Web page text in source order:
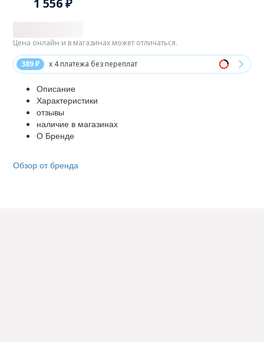
389 ₽ x 4 платежа без переплат
Цена онлайн и в магазинах может отличаться.
Описание
Характеристики
отзывы
наличие в магазинах
О Бренде
Обзор от бренда